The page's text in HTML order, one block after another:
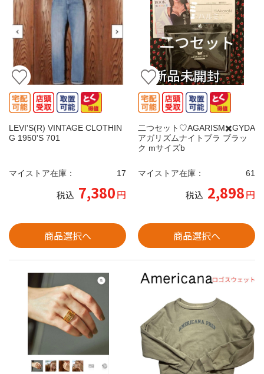
LEVI'S(R) VINTAGE CLOTHIN
G 1950'S 701
マイストア在庫： 17
税込 7,380円
商品選択へ
二つセット♡AGARISM✖️GYDA
アガリズムナイトブラ ブラッ
ク mサイズb
マイストア在庫： 61
税込 2,898円
商品選択へ